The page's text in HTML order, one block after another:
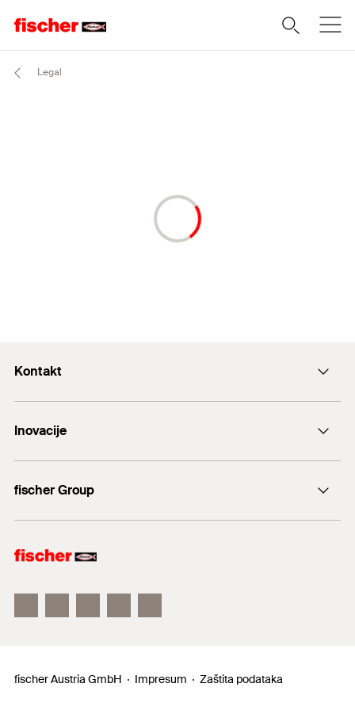
Legal
Kontakt
E-Mail
Inovacije
Sidreni vijak FAZ II
fischer Group
fischertechnik
fischer Austria GmbH Impresum Zaštita podataka